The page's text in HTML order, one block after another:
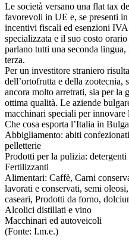
Le società versano una flat tax
favorevoli in UE e, se presenti
incentivi fiscali ed esenzioni
specializzata e il suo costo
parlano tutti una seconda
terza.
Per un investitore straniero
dell’ortofrutta e della zootecnia,
ancora molto arretrati, sia per la
ottima qualità. Le aziende
macchinari speciali per
Che cosa esporta l’Italia in
Abbigliamento: abiti
pelletterie
Prodotti per la pulizia: detergenti
Fertilizzanti
Alimentari: Caffè, Carni
lavorati e conservati, semi
caseari, Prodotti da forno,
Alcolici distillati e vino
Macchinari ed autoveicoli
(Fonte: I.m.e.)